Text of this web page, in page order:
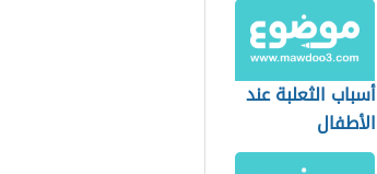
أسباب الثعلبة عند
الأطفال